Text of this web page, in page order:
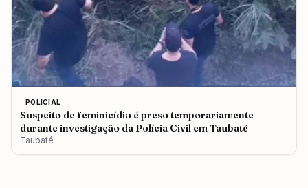
POLICIAL
Suspeito de feminicídio é preso temporariamente
durante investigação da Polícia Civil em Taubaté
Taubaté